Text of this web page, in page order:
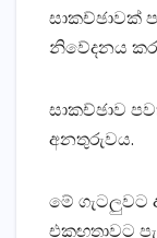
සාකච්ඡාවක්
නිවේදනය
සාකච්ඡාව
අනතුරුවය.
මේ ගැටලුවට
එකඟතාවට